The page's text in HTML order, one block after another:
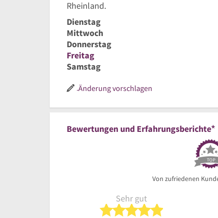
Rheinland.
Dienstag
Mittwoch
Donnerstag
Freitag
Samstag
Änderung vorschlagen
Bewertungen und Erfahrungsberichte*
TOP
Von zufriedenen
Sehr gut
5 von 5 Sternen